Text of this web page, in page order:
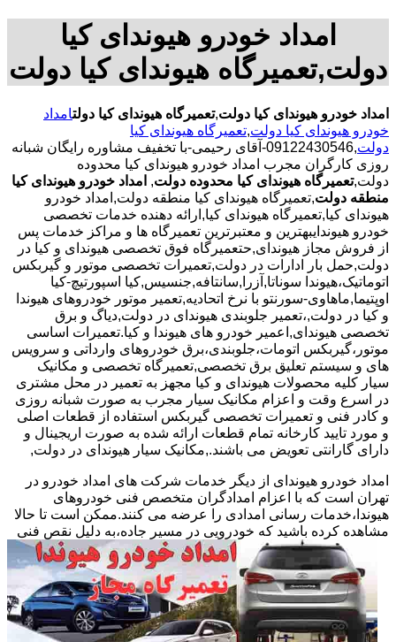
امداد خودرو هیوندای کیا
دولت,تعمیرگاه هیوندای کیا دولت
امداد خودرو هیوندای کیا دولت,تعمیرگاه هیوندای کیا دولتامداد
خودرو هیوندای کیا دولت,تعمیرگاه هیوندای کیا
دولت
,09122430546-آقای رحیمی-با تخفیف مشاوره رایگان شبانه
روزی کارگران مجرب امداد خودرو هیوندای کیا محدوده
دولت,تعمیرگاه هیوندای کیا محدوده دولت, امداد خودرو هیوندای کیا
منطقه دولت,تعمیرگاه هیوندای کیا منطقه دولت,امداد خودرو
هیوندای کیا,تعمیرگاه هیوندای کیا,ارائه دهنده خدمات تخصصی
خودرو هیوندایبهترین و معتبرترین تعمیرگاه ها و مراکز خدمات پس
از فروش مجاز هیوندای,حتعمیرگاه فوق تخصصی هیوندای و کیا در
دولت,حمل بار ادارات در دولت,تعمیرات تخصصی موتور و گیربکس
اتوماتیک،هیوندا سوناتا,آزرا,سانتافه,جنسیس,کیا اسپورتیچ-کیا
اوپتیما‌,ماهاوی-سورنتو با نرخ اتحادیه,تعمیر موتور خودروهای هیوندا
و کیا در دولت,،تعمیر جلوبندی هیوندای در دولت,دیاگ و برق
تخصصی هیوندای,اعمیر خودرو های هیوندا و کیا.تعمیرات اساسی
موتور،گیربکس اتومات،جلوبندی،برق خودروهای وارداتی و سرویس
های و سیستم تعلیق برق تخصصی,تعمیرگاه تخصصی و مکانیک
سیار کلیه محصولات هیوندای و کیا مجهز به تعمیر در محل مشتری
در اسرع وقت و اعزام مکانیک سیار مجرب به صورت شبانه روزی
و کادر فنی و تعمیرات تخصصی گیربکس استفاده از قطعات اصلی
و مورد تایید کارخانه تمام قطعات ارائه شده به صورت اریجینال و
دارای گارانتی تعویض می باشند.,مکانیک سیار هیوندای در دولت,
امداد خودرو هیوندای از دیگر خدمات شرکت های امداد خودرو در
تهران است که با اعزام امدادگران متخصص فنی خودروهای
هیوندا،خدمات رسانی امدادی را عرضه می کنند.ممکن است تا حالا
مشاهده کرده باشید که خودرویی در مسیر جاده،به دلیل نقص فنی